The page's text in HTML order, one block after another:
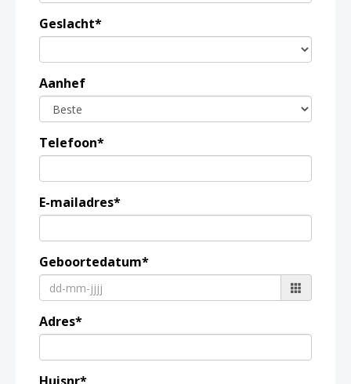
Geslacht*
Aanhef
Telefoon*
E-mailadres*
Geboortedatum*
Adres*